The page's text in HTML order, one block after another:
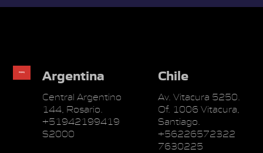
Argentina
Central Argentino
144, Rosario.
+51942199419
S2000
Chile
Av. Vitacura 5250.
Of. 1006 Vitacura,
Santiago.
+56226572322
7630225